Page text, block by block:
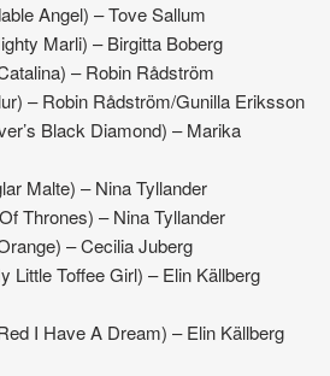
Angel) – Tove Sallum
Marli) – Birgitta Boberg
– Robin Rådström
– Robin Rådström/Gunilla Eriksson
Black Diamond) – Marika
Malte) – Nina Tyllander
Thrones) – Nina Tyllander
– Cecilia Juberg
Little Toffee Girl) – Elin Källberg
I Have A Dream) – Elin Källberg